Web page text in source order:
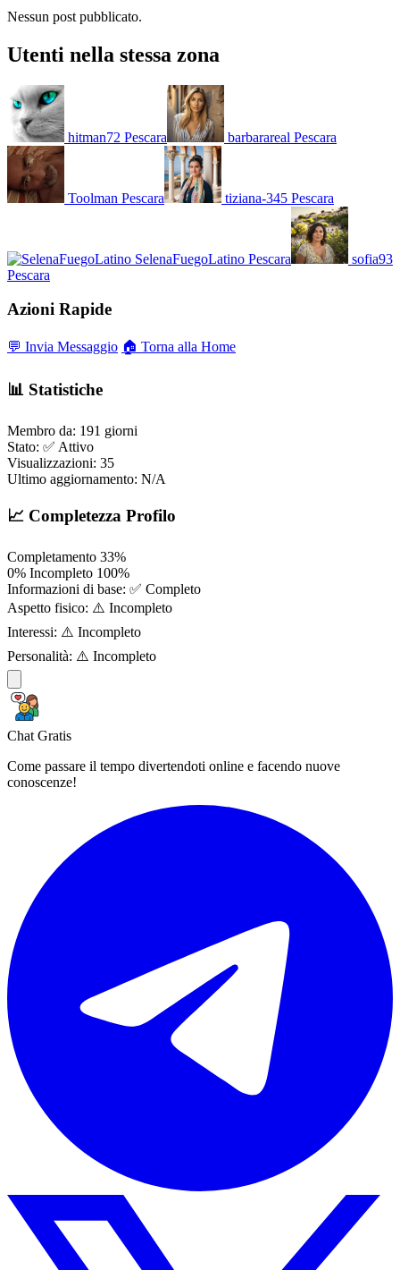
Nessun post pubblicato.
Utenti nella stessa zona
hitman72 Pescara barbarareal Pescara
Toolman Pescara tiziana-345 Pescara
SelenaFuegoLatino Pescara
sofia93
Pescara
Azioni Rapide
💬 Invia Messaggio 🏠 Torna alla Home
📊 Statistiche
Membro da: 191 giorni
Stato: ✅ Attivo
Visualizzazioni: 35
Ultimo aggiornamento: N/A
📈 Completezza Profilo
Completamento 33%
0% Incompleto 100%
Informazioni di base: ✅ Completo
Aspetto fisico: ⚠️ Incompleto
Interessi: ⚠️ Incompleto
Personalità: ⚠️ Incompleto
Chat Gratis
Come passare il tempo divertendoti online e facendo nuove
conoscenze!